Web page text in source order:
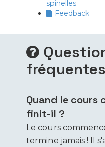
spinelles
Feedback
fréquentes
Quand le cours
finit-il ?
Le cours
termine jamais ! Il